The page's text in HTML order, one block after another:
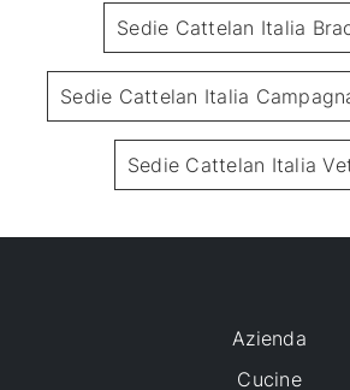
Sedie Cattelan Italia
Sedie Cattelan Italia
Sedie Cattelan Italia
Azienda
Cucine